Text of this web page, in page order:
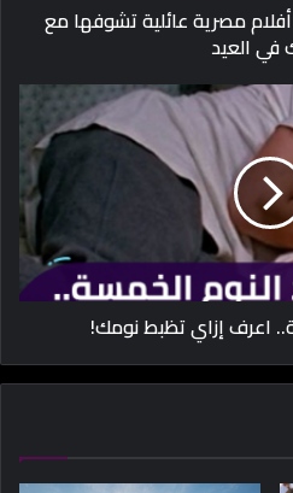
عملنالكوا بلاي ليست.. 10 أفلام مصرية عائلية تشوفها مع
في العيد
اعرف إزاي تظبط نومك!